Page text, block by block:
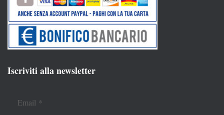
Iscriviti alla newsletter
Email *